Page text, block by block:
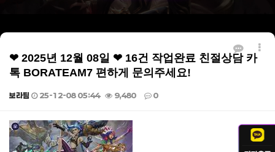
❤ 2025년 12월 08일 ❤ 16건 작업완료 친절상담 카
톡 BORATEAM7 편하게 문의주세요!
보라팀 25-12-08 05:44 9,480 0
본문